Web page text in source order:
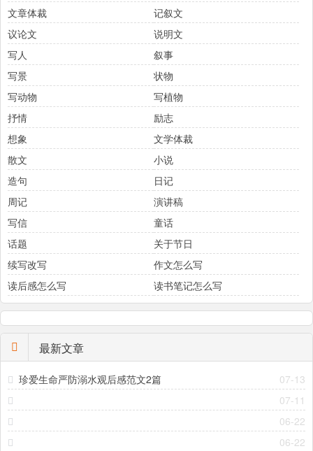
文章体裁
记叙文
议论文
说明文
写人
叙事
写景
状物
写动物
写植物
抒情
励志
想象
文学体裁
散文
小说
造句
日记
周记
演讲稿
写信
童话
话题
关于节日
续写改写
作文怎么写
读后感怎么写
读书笔记怎么写
最新文章
07-13
珍爱生命严防溺水观后感范文2篇
07-11
06-22
06-22